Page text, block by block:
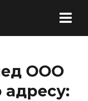
ООО
адресу: